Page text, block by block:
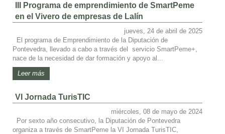
III Programa de emprendimiento de SmartPeme
en el Vivero de empresas de Lalín
jueves, 24 de abril de 2025
El programa de Emprendimiento de la Diputación de
Pontevedra, llevado a cabo a través del servicio SmartPeme+,
nace de la necesidad de dar formación y apoyo al...
Leer más
VI Jornada TurisTIC
miércoles, 08 de mayo de 2024
Por sexto año consecutivo, la Diputación de Pontevedra
organiza a través de SmartPeme la VI Jornada TurisTIC,